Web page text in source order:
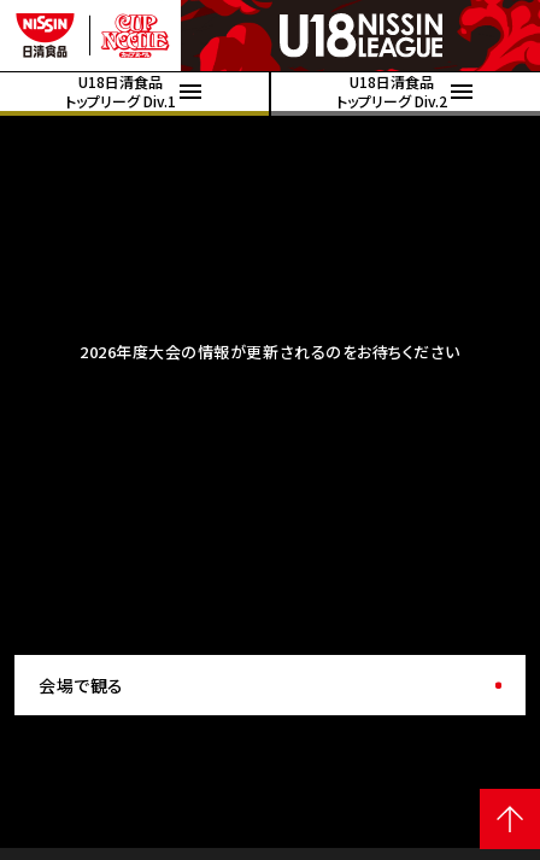
U18日清食品
トップリーグ Div.1
U18日清食品
トップリーグ Div.2
2026年度大会の情報が更新されるのをお待ちください
会場で観る